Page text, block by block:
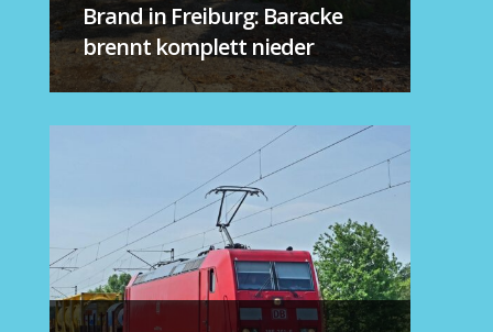
Brand in Freiburg: Baracke
brennt komplett nieder